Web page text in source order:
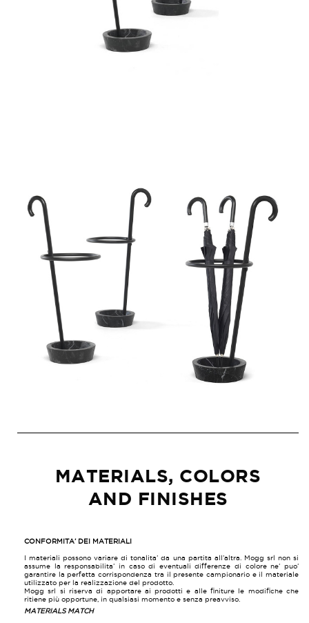
MATERIALS, COLORS
AND FINISHES
CONFORMITA’ DEI MATERIALI
I materiali possono variare di tonalita’ da una partita all’altra. Mogg srl non si
assume la responsabilita’ in caso di eventuali differenze di colore ne’ puo’
garantire la perfetta corrispondenza tra il presente campionario e il materiale
utilizzato per la realizzazione del prodotto.
Mogg srl si riserva di apportare ai prodotti e alle finiture le modifiche che
ritiene più opportune, in qualsiasi momento e senza preavviso.
MATERIALS MATCH